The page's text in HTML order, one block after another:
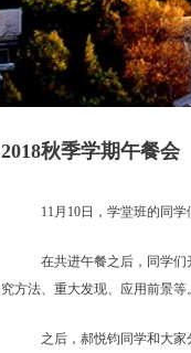
2018秋季学期午餐会
11月10日，学堂班的同学
在共进午餐之后，同学们
究方法、重大发现、应用前景
之后，郝悦钧同学和大家